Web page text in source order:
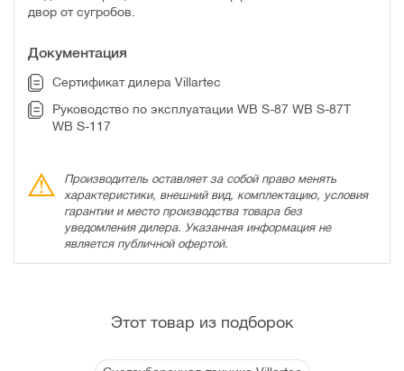
двор от сугробов.
Документация
Сертификат дилера Villartec
Руководство по эксплуатации WB S-87 WB S-87T
WB S-117
Производитель оставляет за собой право менять
характеристики, внешний вид, комплектацию, условия
гарантии и место производства товара без
уведомления дилера. Указанная информация не
является публичной офертой.
Этот товар из подборок